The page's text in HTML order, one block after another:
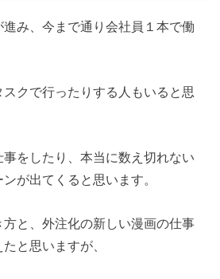
み、今まで通り会社員１本で働
クで行ったりする人もいると思
をしたり、本当に数え切れない
が出てくると思います。
と、外注化の新しい漫画の仕事
と思いますが、